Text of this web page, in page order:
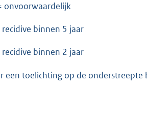
onvoorwaardelijk
recidive binnen 5 jaar
recidive binnen 2 jaar
een toelichting op de